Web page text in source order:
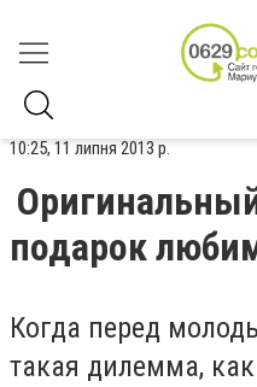
10:25, 11 липня 2013 р.
подарок
Когда перед
такая дилемма,